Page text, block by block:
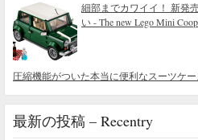
細部までカワイイ！ 新発
い - The new Lego Mini
圧縮機能がついた本当に便利なスーツケー
最新の投稿 – Recentry